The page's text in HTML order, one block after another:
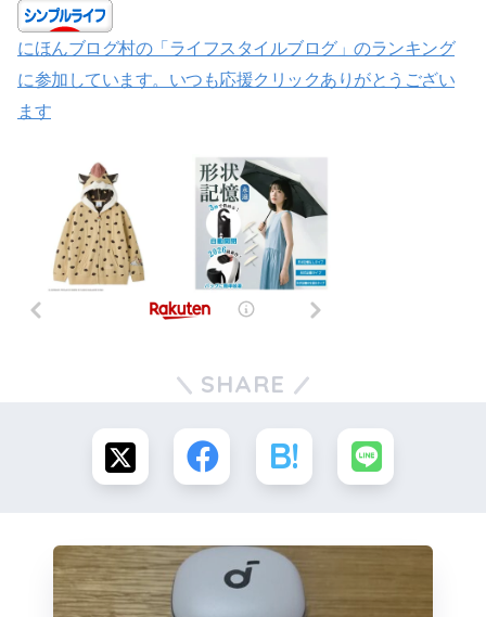
にほんブログ村の「ライフスタイルブログ」のランキング
に参加しています。いつも応援クリックありがとうござい
ます
SHARE